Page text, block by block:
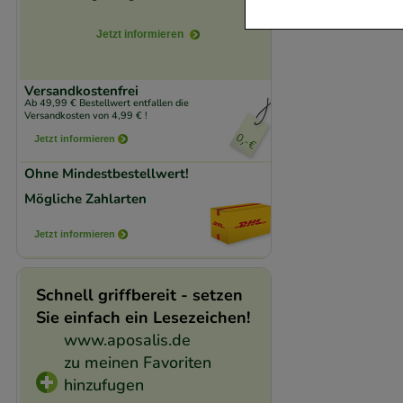
Jetzt informieren
Versandkostenfrei
Ab 49,99 € Bestellwert entfallen die
Versandkosten von 4,99 € !
Jetzt informieren
Ohne Mindestbestellwert!
Mögliche Zahlarten
Jetzt informieren
Schnell griffbereit - setzen
Sie einfach ein Lesezeichen!
www.aposalis.de
zu meinen Favoriten
hinzufugen